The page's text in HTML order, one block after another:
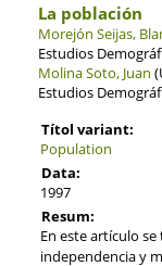
La población
Morejón Seijas,
Estudios
Molina Soto, Juan
Estudios
Títol variant:
Population
Data:
1997
Resum:
En este artículo
independencia y